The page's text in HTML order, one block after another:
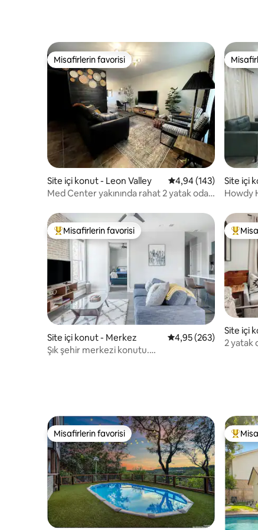
Misafirlerin favorisi
Misafirlerin favorisi
Site içi konut - Leon Valley 5 üzerinden ortalama
4,94 (143)
Med Center yakınında rahat 2 yatak odalı
Site içi
Howdy
Misafirlerin favorilerinden en beğenilenler arasında
Misafirlerin favorisi
Site içi konut - Merkez 5 üzerinden ortalama
4,95 (263)
Şık şehir merkezi konutu.
Site içi
2 yatak
Misafirlerin favorisi
Misafirlerin favorisi